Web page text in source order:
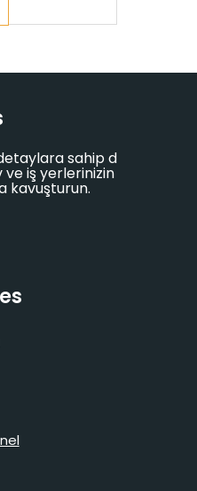
sahip d
iş yerlerinizin
kavuşturun.